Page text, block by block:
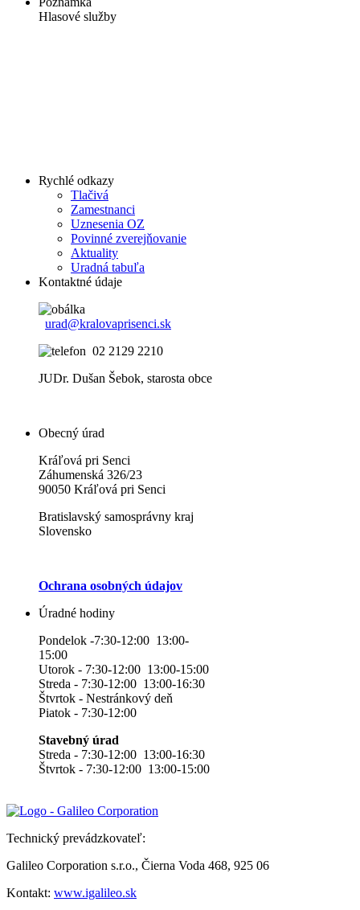
Hlasové služby
Rychlé odkazy
Tlačivá
Zamestnanci
Uznesenia OZ
Povinné zverejňovanie
Aktuality
Uradná tabuľa
Kontaktné údaje
urad@kralovaprisenci.sk
02 2129 2210
JUDr. Dušan Šebok, starosta obce
Obecný úrad
Kráľová pri Senci
Záhumenská 326/23
90050 Kráľová pri Senci
Bratislavský samosprávny kraj
Slovensko
Ochrana osobných údajov
Úradné hodiny
Pondelok -7:30-12:00 13:00-
15:00
Utorok - 7:30-12:00 13:00-15:00
Streda - 7:30-12:00 13:00-16:30
Štvrtok - Nestránkový deň
Piatok - 7:30-12:00
Stavebný úrad
Streda - 7:30-12:00 13:00-16:30
Štvrtok - 7:30-12:00 13:00-15:00
Technický prevádzkovateľ:
Galileo Corporation s.r.o., Čierna Voda 468, 925 06
Kontakt: www.igalileo.sk